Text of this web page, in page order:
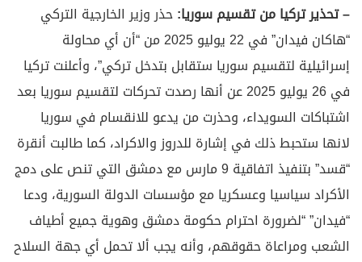
– تحذير تركيا من تقسيم سوريا:حذر وزير الخارجية التركي
“هاكان فيدان” في 22 يوليو 2025 من “أن أي محاولة
إسرائيلية لتقسيم سوريا ستقابل بتدخل تركي”، وأعلنت تركيا
في 26 يوليو 2025 عن أنها رصدت تحركات لتقسيم سوريا بعد
اشتباكات السويداء، وحذرت من يدعو للانقسام في سوريا
لانها ستحبط ذلك في إشارة للدروز والاكراد، كما طالبت أنقرة
“قسد” بتنفيذ اتفاقية 9 مارس مع دمشق التي تنص على دمج
الأكراد سياسيا وعسكريا مع مؤسسات الدولة السورية، ودعا
“فيدان” “لضرورة احترام حكومة دمشق وهوية جميع أطياف
الشعب ومراعاة حقوقهم، وأنه يجب ألا تحمل أي جهة السلاح